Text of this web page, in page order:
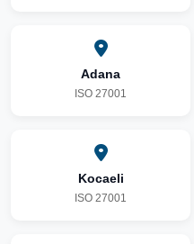
Adana
ISO 27001
Kocaeli
ISO 27001